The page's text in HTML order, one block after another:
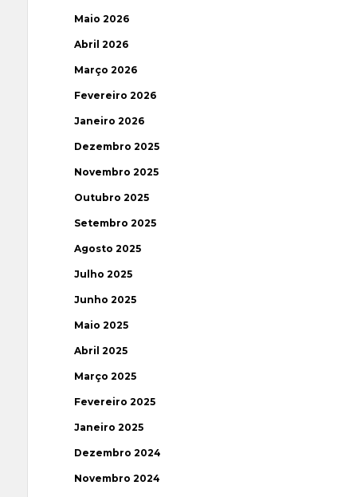
Maio 2026
Abril 2026
Março 2026
Fevereiro 2026
Janeiro 2026
Dezembro 2025
Novembro 2025
Outubro 2025
Setembro 2025
Agosto 2025
Julho 2025
Junho 2025
Maio 2025
Abril 2025
Março 2025
Fevereiro 2025
Janeiro 2025
Dezembro 2024
Novembro 2024